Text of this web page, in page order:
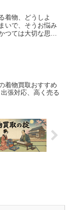
着物、どうしよ
いで、そうお悩み
つては大切な思い
着物買取おすすめ
張対応、高く売る